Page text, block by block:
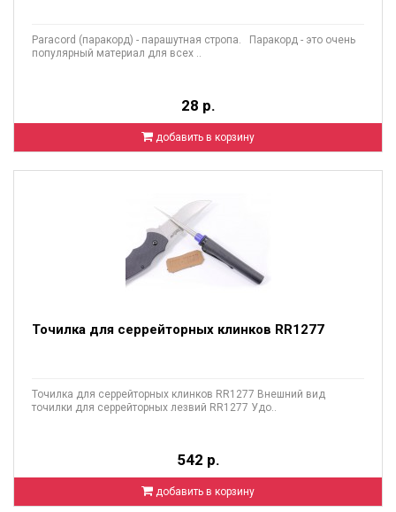
Paracord (паракорд) - парашутная стропа. Паракорд - это очень
популярный материал для всех ..
28 р.
добавить в корзину
Точилка для серрейторных клинков RR1277
Точилка для серрейторных клинков RR1277 Внешний вид
точилки для серрейторных лезвий RR1277 Удо..
542 р.
добавить в корзину